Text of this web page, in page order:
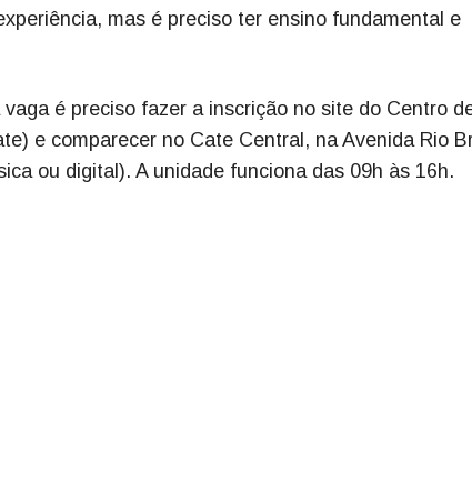
mas é preciso ter ensino fundamental e
é preciso fazer a inscrição no site do Centro
e comparecer no Cate Central, na Avenida Rio
ou digital). A unidade funciona das 09h às 16h.